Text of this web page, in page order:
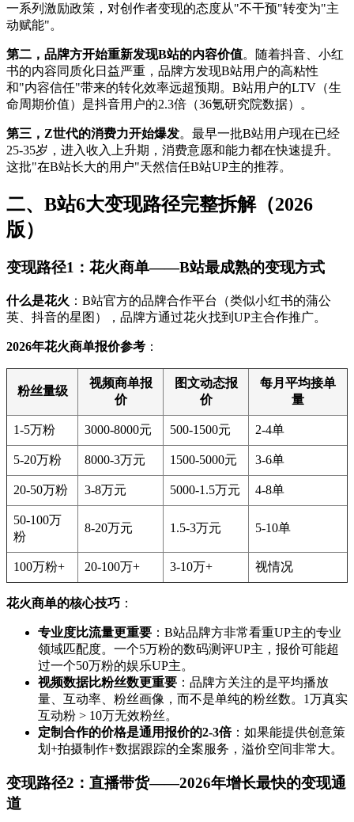
一系列激励政策，对创作者变现的态度从"不干预"转变为"主
动赋能"。
第二，品牌方开始重新发现B站的内容价值。随着抖音、小红
书的内容同质化日益严重，品牌方发现B站用户的高粘性
和"内容信任"带来的转化效率远超预期。B站用户的LTV（生
命周期价值）是抖音用户的2.3倍（36氪研究院数据）。
第三，Z世代的消费力开始爆发。最早一批B站用户现在已经
25-35岁，进入收入上升期，消费意愿和能力都在快速提升。
这批"在B站长大的用户"天然信任B站UP主的推荐。
二、B站6大变现路径完整拆解（2026
版）
变现路径1：花火商单——B站最成熟的变现方式
什么是花火 ：B站官方的品牌合作平台（类似小红书的蒲公
英、抖音的星图），品牌方通过花火找到UP主合作推广。
2026年花火商单报价参考 ：
粉丝量级
视频商单报
价
图文动态报
价
每月平均接单
量
1-5万粉 3000-8000元 500-1500元 2-4单
5-20万粉 8000-3万元 1500-5000元 3-6单
20-50万粉 3-8万元 5000-1.5万元 4-8单
50-100万
粉
8-20万元 1.5-3万元 5-10单
100万粉+ 20-100万+ 3-10万+ 视情况
花火商单的核心技巧 ：
专业度比流量更重要 ：B站品牌方非常看重UP主的专业
领域匹配度。一个5万粉的数码测评UP主，报价可能超
过一个50万粉的娱乐UP主。
视频数据比粉丝数更重要 ：品牌方关注的是平均播放
量、互动率、粉丝画像，而不是单纯的粉丝数。1万真实
互动粉 > 10万无效粉丝。
定制合作的价格是通用报价的2-3倍：如果能提供创意策
划+拍摄制作+数据跟踪的全案服务，溢价空间非常大。
变现路径2：直播带货——2026年增长最快的变现通
道